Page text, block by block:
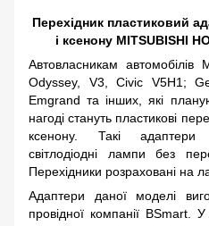
Перехідник пластиковий
і ксенону MITSUBISHI
Автовласникам
Odyssey, V3, Civic V5H1;
Emgrand та інших, які
нагоді стануть пластикові
ксенону. Такі адаптери
світлодіодні лампи без
Перехідники розраховані на
Адаптери даної моделі
провідної компанії BSmart.